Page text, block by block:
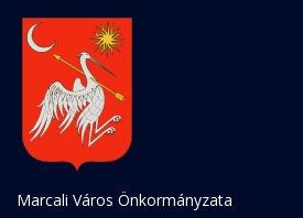
Marcali Város Önkormányzata